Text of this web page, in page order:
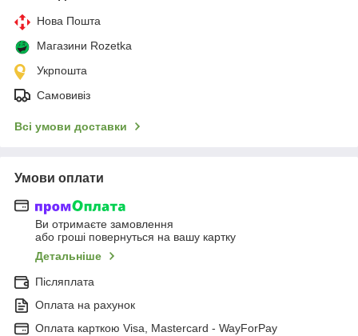
Нова Пошта
Магазини Rozetka
Укрпошта
Самовивіз
Всі умови доставки
Умови оплати
Ви отримаєте замовлення
або гроші повернуться на вашу картку
Детальніше
Післяплата
Оплата на рахунок
Оплата карткою Visa, Mastercard - WayForPay